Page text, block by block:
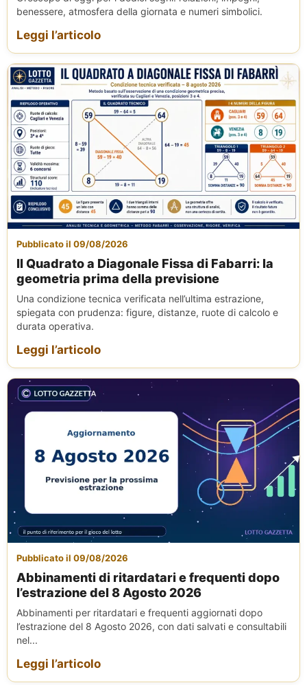
benessere, atmosfera della giornata e numeri simbolici.
Leggi l’articolo
Pubblicato il 09/08/2026
Il Quadrato a Diagonale Fissa di Fabarri: la
geometria prima della previsione
Una condizione tecnica verificata nell’ultima estrazione,
spiegata con prudenza: figure, distanze, ruote di calcolo e
durata operativa.
Leggi l’articolo
Pubblicato il 09/08/2026
Abbinamenti di ritardatari e frequenti dopo
l’estrazione del 8 Agosto 2026
Abbinamenti per ritardatari e frequenti aggiornati dopo
l’estrazione del 8 Agosto 2026, con dati salvati e consultabili
nel...
Leggi l’articolo